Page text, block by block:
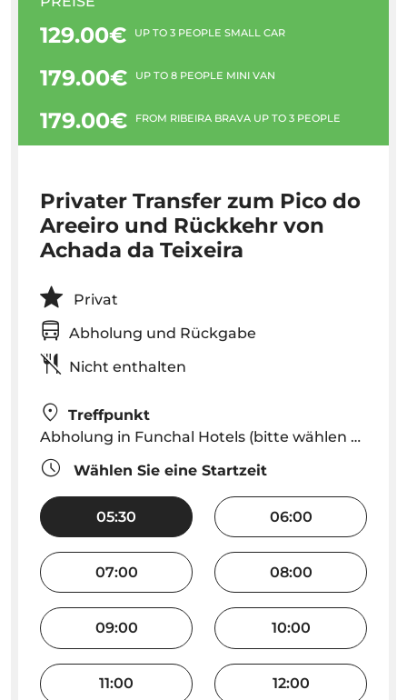
129.00€ UP TO 3 PEOPLE SMALL CAR
179.00€ UP TO 8 PEOPLE MINI VAN
179.00€ FROM RIBEIRA BRAVA UP TO 3 PEOPLE
Privater Transfer zum Pico do
Areeiro und Rückkehr von
Achada da Teixeira
Privat
Abholung und Rückgabe
Nicht enthalten
Treffpunkt
Abholung in Funchal Hotels (bitte wählen Sie die Abholzeit in den Buchungsnotizen aus)
Wählen Sie eine Startzeit
05:30 06:00
07:00 08:00
09:00 10:00
11:00 12:00